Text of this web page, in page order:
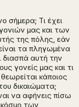
σήμερα; Τι έχει
μας και των
της πόλης, εάν
τα πληγωμένα
διασπά αυτή την
γονείς μας και τι
κάποιος
δικαιώματα;
να αφήνεις πίσω
κόσμο των